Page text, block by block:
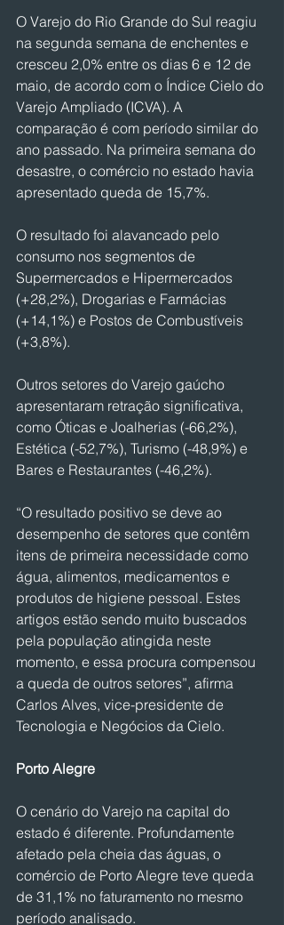
O Varejo do Rio Grande do Sul reagiu
na segunda semana de enchentes e
cresceu 2,0% entre os dias 6 e 12 de
maio, de acordo com o Índice Cielo do
Varejo Ampliado (ICVA). A
comparação é com período similar do
ano passado. Na primeira semana do
desastre, o comércio no estado havia
apresentado queda de 15,7%.
O resultado foi alavancado pelo
consumo nos segmentos de
Supermercados e Hipermercados
(+28,2%), Drogarias e Farmácias
(+14,1%) e Postos de Combustíveis
(+3,8%).
Outros setores do Varejo gaúcho
apresentaram retração significativa,
como Óticas e Joalherias (-66,2%),
Estética (-52,7%), Turismo (-48,9%) e
Bares e Restaurantes (-46,2%).
“O resultado positivo se deve ao
desempenho de setores que contêm
itens de primeira necessidade como
água, alimentos, medicamentos e
produtos de higiene pessoal. Estes
artigos estão sendo muito buscados
pela população atingida neste
momento, e essa procura compensou
a queda de outros setores”, afirma
Carlos Alves, vice-presidente de
Tecnologia e Negócios da Cielo.
Porto Alegre
O cenário do Varejo na capital do
estado é diferente. Profundamente
afetado pela cheia das águas, o
comércio de Porto Alegre teve queda
de 31,1% no faturamento no mesmo
período analisado.